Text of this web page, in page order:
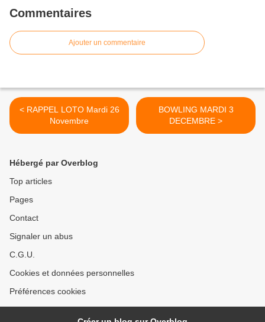
Commentaires
Ajouter un commentaire
< RAPPEL LOTO Mardi 26
Novembre
BOWLING MARDI 3
DECEMBRE >
Hébergé par Overblog
Top articles
Pages
Contact
Signaler un abus
C.G.U.
Cookies et données personnelles
Préférences cookies